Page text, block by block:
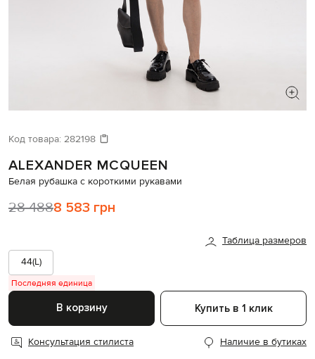
Давайте подберем что-то еще
Похожие товары
Код товара: 282198
ALEXANDER MCQUEEN
Белая рубашка с короткими рукавами
28 4888 583 грн
Таблица размеров
44(L)
Последняя единица
В корзину Купить в 1 клик
Консультация стилиста Наличие в бутиках